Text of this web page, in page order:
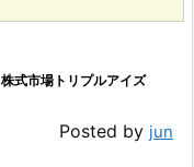
株式市場トリプルアイズ
Posted by jun